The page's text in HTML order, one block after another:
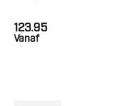
Vanaf
123.95